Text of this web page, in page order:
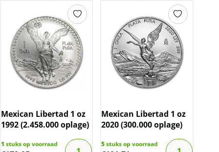
Mexican Libertad 1 oz
1992 (2.458.000 oplage)
1 stuks op voorraad
Mexican Libertad 1 oz
2020 (300.000 oplage)
5stuks op voorraad